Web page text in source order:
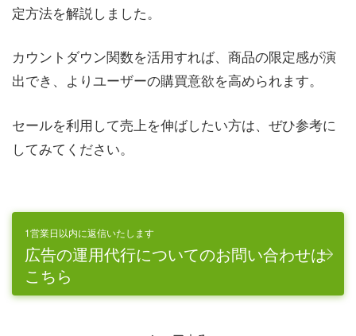
定方法を解説しました。
カウントダウン関数を活用すれば、商品の限定感が演
出でき、よりユーザーの購買意欲を高められます。
セールを利用して売上を伸ばしたい方は、ぜひ参考に
してみてください。
1営業日以内に返信いたします
広告の運用代行についてのお問い合わせは
こちら